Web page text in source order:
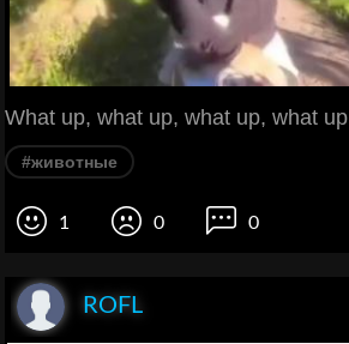
What up, what up, what up, what up
#животные
1 0 0
ROFL